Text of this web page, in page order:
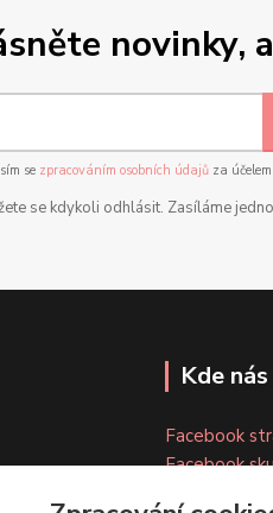
novinky,
se zpracováním osobních údajůza
se kdykoli odhlásit. Zasíláme
Kde
Facebook
Facebook